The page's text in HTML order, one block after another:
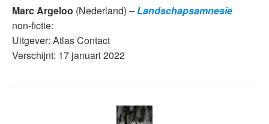
Marc Argeloo (Nederland) –Landschapsamnesie
non-fictie:
Uitgever: Atlas Contact
Verschijnt: 17 januari 2022